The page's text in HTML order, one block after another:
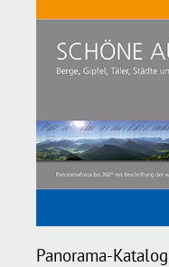
Panorama-Katalog